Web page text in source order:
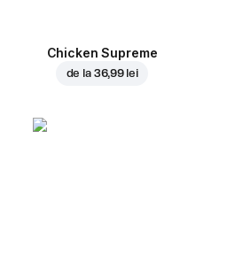
Chicken Supreme
de la 36,99 lei